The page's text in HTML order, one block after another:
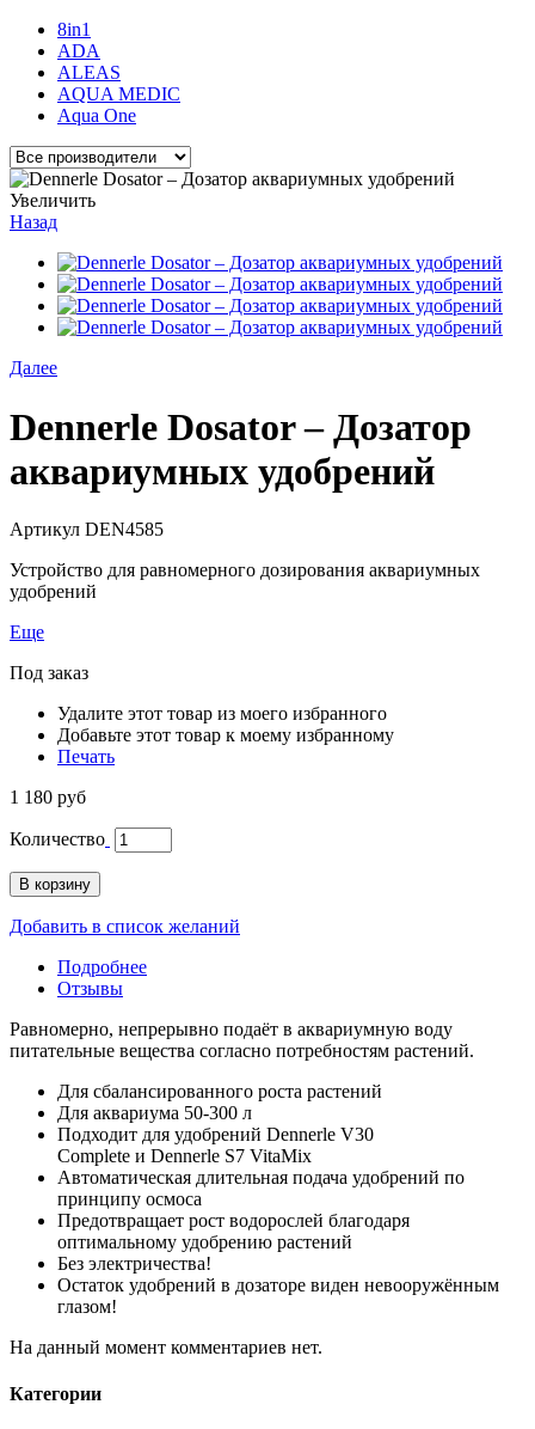
8in1
ADA
ALEAS
AQUA MEDIC
Aqua One
Увеличить
Назад
Далее
Dennerle Dosator – Дозатор
аквариумных удобрений
Артикул DEN4585
Устройство для равномерного дозирования аквариумных
удобрений
Еще
Под заказ
Удалите этот товар из моего избранного
Добавьте этот товар к моему избранному
Печать
1 180 руб
Количество
В корзину
Добавить в список желаний
Подробнее
Отзывы
Равномерно, непрерывно подаёт в аквариумную воду
питательные вещества согласно потребностям растений.
Для сбалансированного роста растений
Для аквариума 50-300 л
Подходит для удобрений Dennerle V30
Complete и Dennerle S7 VitaMix
Автоматическая длительная подача удобрений по
принципу осмоса
Предотвращает рост водорослей благодаря
оптимальному удобрению растений
Без электричества!
Остаток удобрений в дозаторе виден невооружённым
глазом!
На данный момент комментариев нет.
Категории